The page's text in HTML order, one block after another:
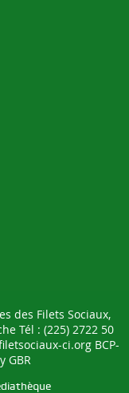
des Filets Sociaux,
Tél : (225) 2722 50
ci.org BCP-
GBR